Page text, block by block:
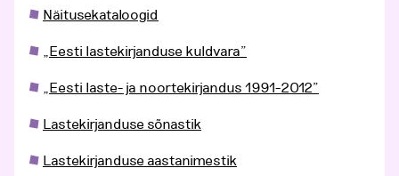
Näitusekataloogid
„Eesti lastekirjanduse kuldvara”
„Eesti laste- ja noortekirjandus 1991-2012”
Lastekirjanduse sõnastik
Lastekirjanduse aastanimestik